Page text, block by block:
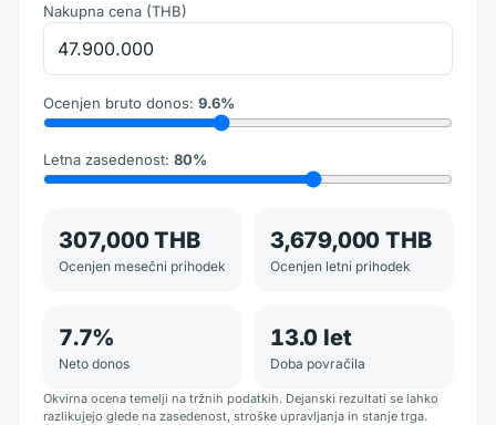
Nakupna cena (THB)
Ocenjen bruto donos: 9.6%
Letna zasedenost: 80%
307,000 THB
Ocenjen mesečni prihodek
3,679,000 THB
Ocenjen letni prihodek
7.7%
Neto donos
13.0 let
Doba povračila
Okvirna ocena temelji na tržnih podatkih. Dejanski rezultati se lahko
razlikujejo glede na zasedenost, stroške upravljanja in stanje trga.